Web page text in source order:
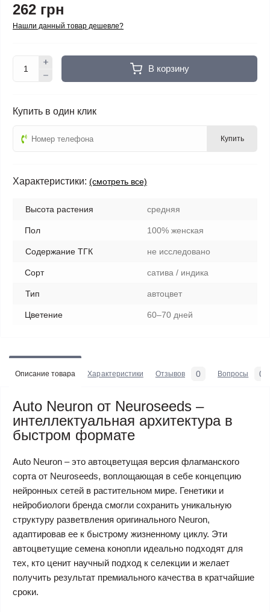
262 грн
Нашли данный товар дешевле?
В корзину
Купить в один клик
Купить
Характеристики: (смотреть все)
Высота растения средняя
Пол 100% женская
Содержание ТГК не исследовано
Сорт сатива / индика
Тип автоцвет
Цветение 60–70 дней
Описание товара Характеристики Отзывов 0 Вопросы 0
Auto Neuron от Neuroseeds –
интеллектуальная архитектура в
быстром формате
Auto Neuron – это автоцветущая версия флагманского
сорта от Neuroseeds, воплощающая в себе концепцию
нейронных сетей в растительном мире. Генетики и
нейробиологи бренда смогли сохранить уникальную
структуру разветвления оригинального Neuron,
адаптировав ее к быстрому жизненному циклу. Эти
автоцветущие семена конопли идеально подходят для
тех, кто ценит научный подход к селекции и желает
получить результат премиального качества в кратчайшие
сроки.